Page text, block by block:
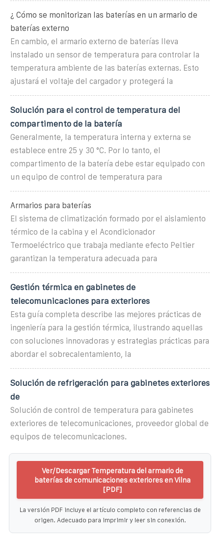
¿ Cómo se monitorizan las baterías en un armario de
baterías externo
En cambio, el armario externo de baterías lleva
instalado un sensor de temperatura para controlar la
temperatura ambiente de las baterías externas. Esto
ajustará el voltaje del cargador y protegerá la
Solución para el control de temperatura del
compartimento de la batería
Generalmente, la temperatura interna y externa se
establece entre 25 y 30 °C. Por lo tanto, el
compartimento de la batería debe estar equipado con
un equipo de control de temperatura para
Armarios para baterías
El sistema de climatización formado por el aislamiento
térmico de la cabina y el Acondicionador
Termoeléctrico que trabaja mediante efecto Peltier
garantizan la temperatura adecuada para
Gestión térmica en gabinetes de
telecomunicaciones para exteriores
Esta guía completa describe las mejores prácticas de
ingeniería para la gestión térmica, ilustrando aquellas
con soluciones innovadoras y estrategias prácticas para
abordar el sobrecalentamiento, la
Solución de refrigeración para gabinetes exteriores
de
Solución de control de temperatura para gabinetes
exteriores de telecomunicaciones, proveedor global de
equipos de telecomunicaciones.
Ver/Descargar Temperatura del armario de
baterías de comunicaciones exteriores en Vilna
[PDF]
La versión PDF incluye el artículo completo con referencias de
origen. Adecuado para imprimir y leer sin conexión.